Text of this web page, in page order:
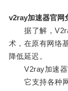
v2ray加速器官网
据了解，
术，在原有网络
降低延迟。
V2ray加速器
它支持各种网